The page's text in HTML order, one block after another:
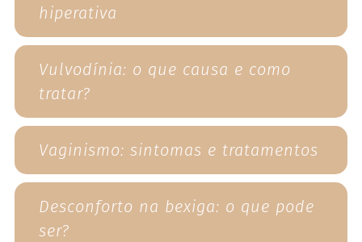
hiperativa
Vulvodínia: o que causa e como
tratar?
Vaginismo: sintomas e tratamentos
Desconforto na bexiga: o que pode
ser?